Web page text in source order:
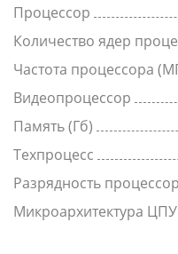
Процессор
Количество ядер
Частота процессора
Видеопроцессор
Память (Гб)
Техпроцесс
Разрядность
Микроархитектура ЦПУ